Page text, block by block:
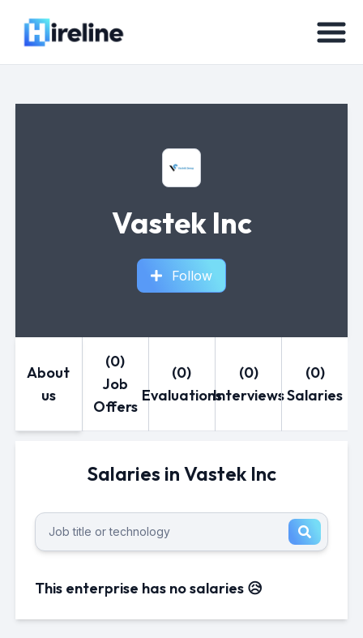
Vastek Inc
Follow
About
us
(0)
Job
Offers
(0)
Evaluations
(0)
Interviews
(0)
Salaries
Salaries in Vastek Inc
This enterprise has no salaries 😥